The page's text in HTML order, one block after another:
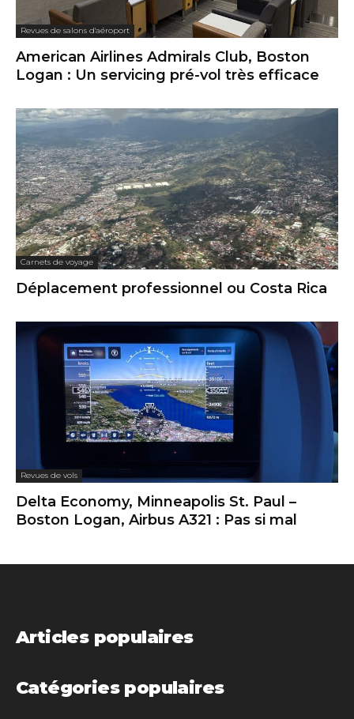
Revues de salons d'aéroport
American Airlines Admirals Club, Boston
Logan : Un servicing pré-vol très efficace
Carnets de voyage
Déplacement professionnel ou Costa Rica
Revues de vols
Delta Economy, Minneapolis St. Paul –
Boston Logan, Airbus A321 : Pas si mal
Articles populaires
Catégories populaires